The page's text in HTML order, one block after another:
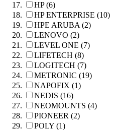
HP (6)
HP ENTERPRISE (10)
HPE ARUBA (2)
LENOVO (2)
LEVEL ONE (7)
LIFETECH (8)
LOGITECH (7)
METRONIC (19)
NAPOFIX (1)
NEDIS (16)
NEOMOUNTS (4)
PIONEER (2)
POLY (1)